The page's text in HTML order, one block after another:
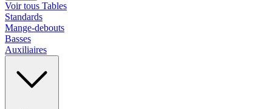
Voir tous Tables
Standards
Mange-debouts
Basses
Auxiliaires